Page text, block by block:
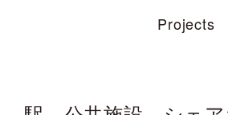
Projects